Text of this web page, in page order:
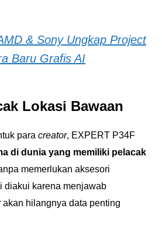
& Sony Ungkap Project
Baru Grafis AI
Lokasi Bawaan
para creator, EXPERT P34F
di dunia yang memiliki pelacak
memerlukan aksesori
diakui karena menjawab
akan hilangnya data penting